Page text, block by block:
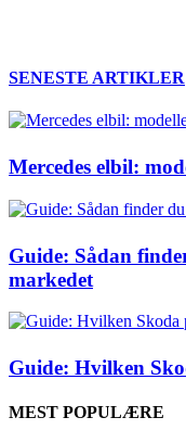
SENESTE ARTIKLER
Mercedes elbil:
Guide: Sådan
markedet
Guide: Hvilken
MEST POPULÆRE